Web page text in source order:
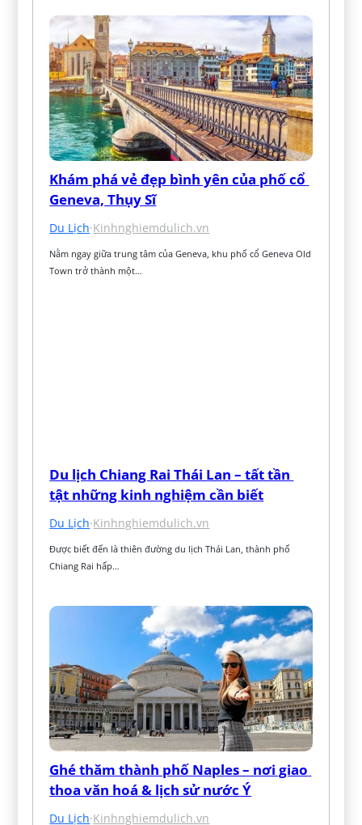
Khám phá vẻ đẹp bình yên của phố cổ
Geneva, Thụy Sĩ
Du Lịch·Kinhnghiemdulich.vn
Nằm ngay giữa trung tâm của Geneva, khu phố cổ Geneva Old
Town trở thành một…
Du lịch Chiang Rai Thái Lan – tất tần
tật những kinh nghiệm cần biết
Du Lịch·Kinhnghiemdulich.vn
Được biết đến là thiên đường du lịch Thái Lan, thành phố
Chiang Rai hấp…
Ghé thăm thành phố Naples – nơi giao
thoa văn hoá & lịch sử nước Ý
Du Lịch·Kinhnghiemdulich.vn